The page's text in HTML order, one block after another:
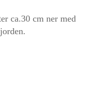
ca.30 cm ner med